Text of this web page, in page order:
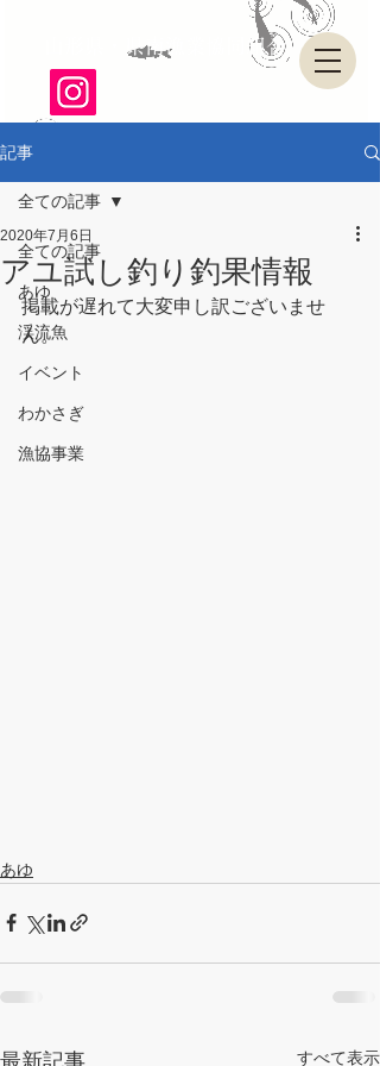
山形県・県南漁業協同組合
記事
全ての記事
あゆ
渓流魚
イベント
わかさぎ
漁協事業
全ての記事
アユ試し釣り釣果情報
2020年7月6日
掲載が遅れて大変申し訳ございませ
ん。
あゆ
最新記事 すべて表示